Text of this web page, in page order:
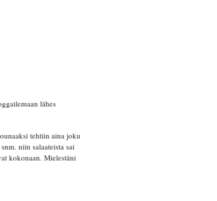
lähes
tehtiin aina joku
niin salaateista sai
kokonaan. Mielestäni